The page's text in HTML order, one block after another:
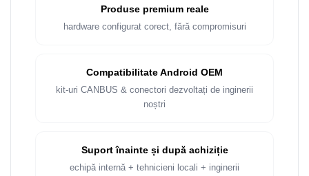
Produse premium reale
hardware configurat corect, fără compromisuri
Compatibilitate Android OEM
kit-uri CANBUS & conectori dezvoltați de inginerii
noștri
Suport înainte și după achiziție
echipă internă + tehnicieni locali + inginerii